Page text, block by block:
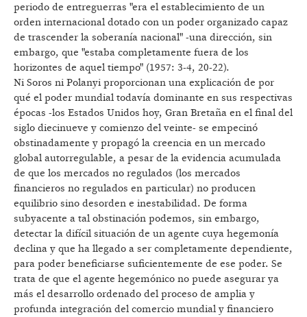
periodo de entreguerras "era el establecimiento de un
orden internacional dotado con un poder organizado capaz
de trascender la soberanía nacional" -una dirección, sin
embargo, que "estaba completamente fuera de los
horizontes de aquel tiempo" (1957: 3-4, 20-22).
Ni Soros ni Polanyi proporcionan una explicación de por
qué el poder mundial todavía dominante en sus respectivas
épocas -los Estados Unidos hoy, Gran Bretaña en el final del
siglo diecinueve y comienzo del veinte- se empecinó
obstinadamente y propagó la creencia en un mercado
global autorregulable, a pesar de la evidencia acumulada
de que los mercados no regulados (los mercados
financieros no regulados en particular) no producen
equilibrio sino desorden e inestabilidad. De forma
subyacente a tal obstinación podemos, sin embargo,
detectar la difícil situación de un agente cuya hegemonía
declina y que ha llegado a ser completamente dependiente,
para poder beneficiarse suficientemente de ese poder. Se
trata de que el agente hegemónico no puede asegurar ya
más el desarrollo ordenado del proceso de amplia y
profunda integración del comercio mundial y financiero